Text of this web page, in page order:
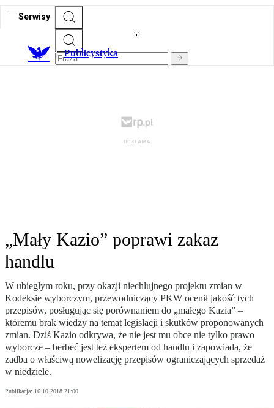
Serwisy
Publicystyka
„Mały Kazio” poprawi zakaz
handlu
W ubiegłym roku, przy okazji niechlujnego projektu zmian w
Kodeksie wyborczym, przewodniczący PKW ocenił jakość tych
przepisów, posługując się porównaniem do „małego Kazia” –
któremu brak wiedzy na temat legislacji i skutków proponowanych
zmian. Dziś Kazio odkrywa, że nie jest mu obce nie tylko prawo
wyborcze – berbeć jest też ekspertem od handlu i zapowiada, że
zadba o właściwą nowelizację przepisów ograniczających sprzedaż
w niedziele.
Publikacja: 16.10.2018 21:00